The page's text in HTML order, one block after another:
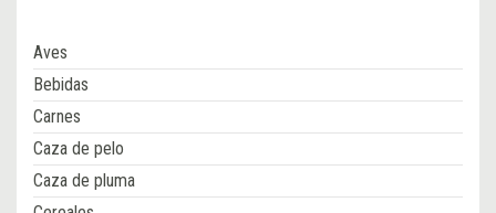
Aves
Bebidas
Carnes
Caza de pelo
Caza de pluma